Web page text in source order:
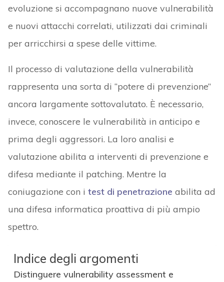
evoluzione si accompagnano nuove vulnerabilità
e nuovi attacchi correlati, utilizzati dai criminali
per arricchirsi a spese delle vittime.
Il processo di valutazione della vulnerabilità
rappresenta una sorta di “potere di prevenzione”
ancora largamente sottovalutato. È necessario,
invece, conoscere le vulnerabilità in anticipo e
prima degli aggressori. La loro analisi e
valutazione abilita a interventi di prevenzione e
difesa mediante il patching. Mentre la
coniugazione con i test di penetrazione abilita ad
una difesa informatica proattiva di più ampio
spettro.
Indice degli argomenti
Distinguere vulnerability assessment e